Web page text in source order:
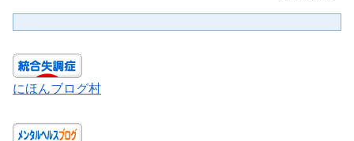
にほんブログ村